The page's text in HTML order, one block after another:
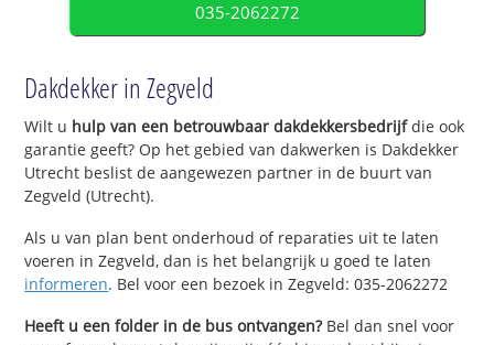
035-2062272
Dakdekker in Zegveld
Wilt u hulp van een betrouwbaar dakdekkersbedrijfdie ook
garantie geeft? Op het gebied van dakwerken is Dakdekker
Utrecht beslist de aangewezen partner in de buurt van
Zegveld (Utrecht).
Als u van plan bent onderhoud of reparaties uit te laten
voeren in Zegveld, dan is het belangrijk u goed te laten
informeren. Bel voor een bezoek in Zegveld: 035-2062272
Heeft u een folder in de bus ontvangen?Bel dan snel voor